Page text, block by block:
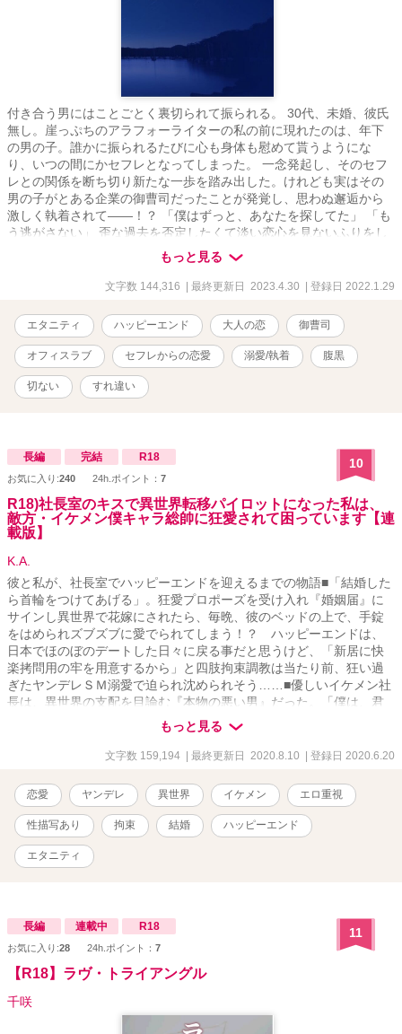
付き合う男にはことごとく裏切られて振られる。 30代、未婚、彼氏
無し。崖っぷちのアラフォーライターの私の前に現れたのは、年下
の男の子。誰かに振られるたびに心も身体も慰めて貰うようにな
り、いつの間にかセフレとなってしまった。 一念発起し、そのセフ
レとの関係を断ち切り新たな一歩を踏み出した。けれども実はその
男の子がとある企業の御曹司だったことが発覚し、思わぬ邂逅から
激しく執着されて――！？ 「僕はずっと、あなたを探してた」 「も
う逃がさない」 歪な過去を否定したくて淡い恋心を見ないふりをし
てきたやよい。そして、ついに。 『やよい。俺じゃ、だめか？』
--- 過去の経験から拗らせて恋に臆病になってしまったふたりが紡
ぐ、切なめオフィスラブ。 --- ＊印＝R18 ◎全38話＋番外編SS1話
た改稿版です。 ◎作中に出てくる企業名、情報、登場人物が持つ知
識等は創作上のフィクションです ◎本作は作者の他作品「愛と快楽
に溺れて（『俺様エリートは独占欲全開で愛と快楽に溺れさせる／
エタニティブックス』）」と同じ世界観の物語です。前述作品の完
結より５年の月日が経っている設定ですが、若干名の登場人物の被
りがあるだけで本作単体のみでもお楽しみいただけます。 ️ただし
よりお借りし、SS表紙メーカー様にて加工しております
もっと見る
文字数 144,316 | 最終更新日 2023.4.30 | 登録日 2022.1.29
エタニティ ハッピーエンド 大人の恋 御曹司
オフィスラブ セフレからの恋愛 溺愛/執着 腹黒
切ない すれ違い
長編 完結 R18
お気に入り:240 24h.ポイント： 7
10
R18)社長室のキスで異世界転移パイロットになった私は、
敵方・イケメン僕キャラ総帥に狂愛されて困っています【連
載版】
K.A.
彼と私が、社長室でハッピーエンドを迎えるまでの物語■「結婚した
ら首輪をつけてあげる」。狂愛プロポーズを受け入れ『婚姻届』に
サインし異世界で花嫁にされたら、毎晩、彼のベッドの上で、手錠
をはめられズブズブに愛でられてしまう！？ ハッピーエンドは、
日本でほのぼのデートした日々に戻る事だと思うけど、「新居に快
楽拷問用の牢を用意するから」と四肢拘束調教は当たり前、狂い過
ぎたヤンデレＳＭ溺愛で迫られ沈められそう……■優しいイケメン社
長は、異世界の支配を目論む『本物の悪い男』だった。「僕は、君
の心と体がほしい」。冴えないＯＬの私がイケメン社長とキスした
ら異世界へと送られパイロットに。戦闘で捕虜になり、目をさます
とそこには科学者にして敵のエース・パイロットにして、悪の総帥
私の口の中に、彼の舌が入り込み……■■「僕の妻になる為にすべて
忘れて」と言われながら洗脳装置に縛られたり、敵イケメンから、
実験台や生贄として扱われてみたい人向け■■■日本でのデートを振り
返る形でストーリーが進行します■【→→日本でのデート短編集】[
https://ncode.syosetu.com/n0062gi/ ]「僕のスプーンでパフェを食べ
てもらおう。ふふ。これはお願いではない、（業務）命令だっ！」
もっと見る
文字数 159,194 | 最終更新日 2020.8.10 | 登録日 2020.6.20
恋愛 ヤンデレ 異世界 イケメン エロ重視
性描写あり 拘束 結婚 ハッピーエンド
エタニティ
長編 連載中 R18
お気に入り:28 24h.ポイント： 7
11
【R18】ラヴ・トライアングル
千咲